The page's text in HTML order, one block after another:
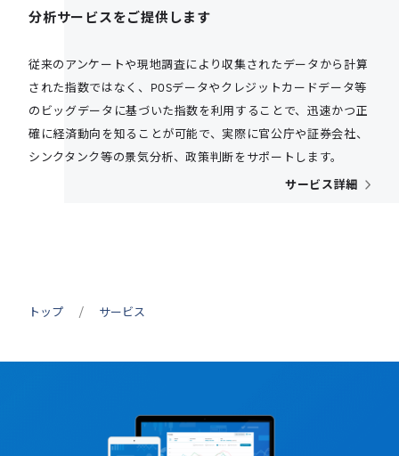
分析サービスをご提供します
従来のアンケートや現地調査により収集されたデータから計算
された指数ではなく、POSデータやクレジットカードデータ等
のビッグデータに基づいた指数を利用することで、迅速かつ正
確に経済動向を知ることが可能で、実際に官公庁や証券会社、
シンクタンク等の景気分析、政策判断をサポートします。
サービス詳細
トップ サービス